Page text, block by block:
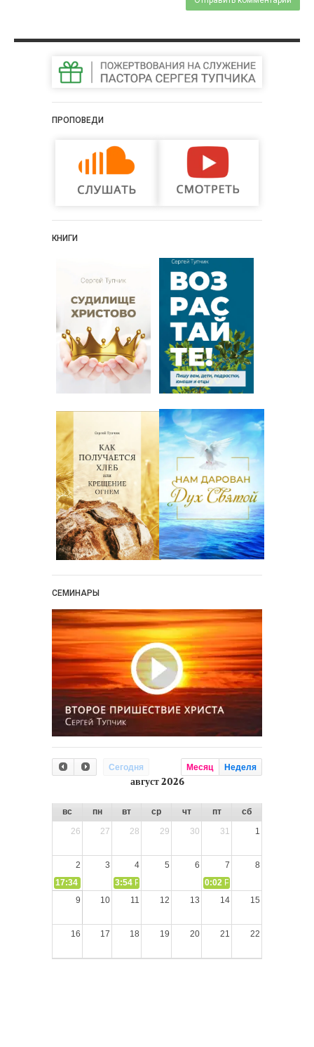
ПРОПОВЕДИ
КНИГИ
СЕМИНАРЫ
Сегодня Месяц Неделя
август 2026
вс пн вт ср чт пт
сб
26
27 28 29 30 31 1
2 3 4 5 6 7
8
17:34
СЛОВО из СЛОВА – «Ищите Господа, призывайте Его»
3:54 РАЗМЫШЛЕНИЕ: Дух Святой не угашайте!
0:02 РАЗМЫШЛЕНИЯ: Дух
9
10 11 12 13 14 15
16 17 18 19 20 21 22